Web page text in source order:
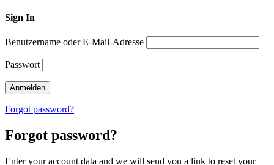
Sign In
Benutzername oder E-Mail-Adresse
Passwort
Forgot password?
Forgot password?
Enter your account data and we will send you a link to reset your